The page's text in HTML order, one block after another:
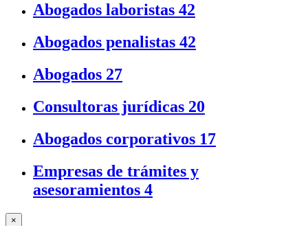
Abogados laboristas 42
Abogados penalistas 42
Abogados 27
Consultoras jurídicas 20
Abogados corporativos 17
Empresas de trámites y
asesoramientos 4
×